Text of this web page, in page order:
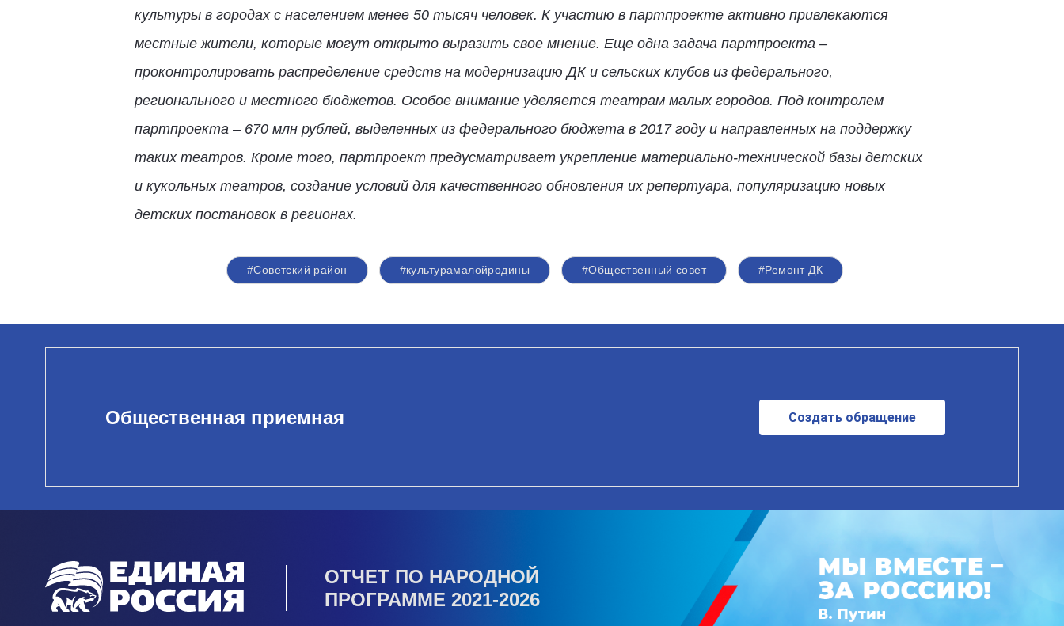
культуры в городах с населением менее 50 тысяч человек. К участию в партпроекте активно привлекаются
местные жители, которые могут открыто выразить свое мнение. Еще одна задача партпроекта –
проконтролировать распределение средств на модернизацию ДК и сельских клубов из федерального,
регионального и местного бюджетов. Особое внимание уделяется театрам малых городов. Под контролем
партпроекта – 670 млн рублей, выделенных из федерального бюджета в 2017 году и направленных на поддержку
таких театров. Кроме того, партпроект предусматривает укрепление материально-технической базы детских
и кукольных театров, создание условий для качественного обновления их репертуара, популяризацию новых
детских постановок в регионах.
#Советский район #культурамалойродины #Общественный совет #Ремонт ДК
Общественная приемная Создать обращение
ОТЧЕТ ПО НАРОДНОЙ
ПРОГРАММЕ 2021-2026